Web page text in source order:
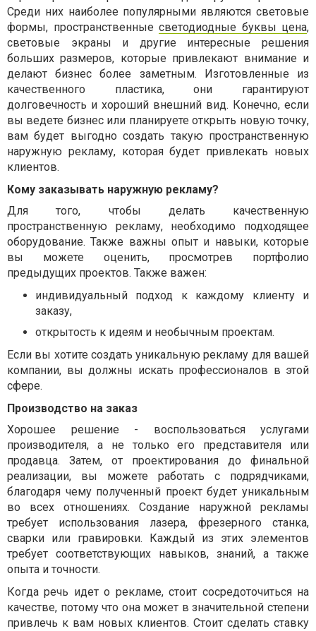
Среди них наиболее популярными являются световые
формы, пространственные светодиодные буквы цена,
световые экраны и другие интересные решения
больших размеров, которые привлекают внимание и
делают бизнес более заметным. Изготовленные из
качественного пластика, они гарантируют
долговечность и хороший внешний вид. Конечно, если
вы ведете бизнес или планируете открыть новую точку,
вам будет выгодно создать такую ​​пространственную
наружную рекламу, которая будет привлекать новых
клиентов.
Кому заказывать наружную рекламу?
Для того, чтобы делать качественную
пространственную рекламу, необходимо подходящее
оборудование. Также важны опыт и навыки, которые
вы можете оценить, просмотрев портфолио
предыдущих проектов. Также важен:
индивидуальный подход к каждому клиенту и
заказу,
открытость к идеям и необычным проектам.
Если вы хотите создать уникальную рекламу для вашей
компании, вы должны искать профессионалов в этой
сфере.
Производство на заказ
Хорошее решение - воспользоваться услугами
производителя, а не только его представителя или
продавца. Затем, от проектирования до финальной
реализации, вы можете работать с подрядчиками,
благодаря чему полученный проект будет уникальным
во всех отношениях. Создание наружной рекламы
требует использования лазера, фрезерного станка,
сварки или гравировки. Каждый из этих элементов
требует соответствующих навыков, знаний, а также
опыта и точности.
Когда речь идет о рекламе, стоит сосредоточиться на
качестве, потому что она может в значительной степени
привлечь к вам новых клиентов. Стоит сделать ставку